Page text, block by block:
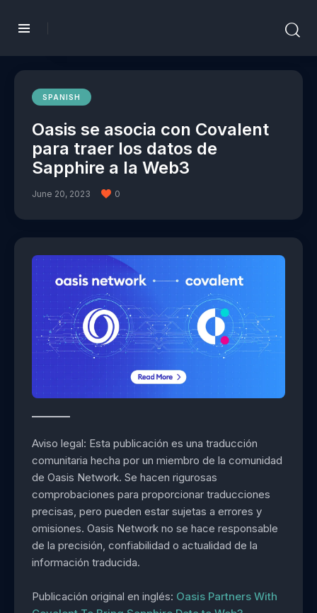
SPANISH
Oasis se asocia con Covalent
para traer los datos de
Sapphire a la Web3
June 20, 2023 0
Aviso legal: Esta publicación es una traducción
comunitaria hecha por un miembro de la comunidad
de Oasis Network. Se hacen rigurosas
comprobaciones para proporcionar traducciones
precisas, pero pueden estar sujetas a errores y
omisiones. Oasis Network no se hace responsable
de la precisión, confiabilidad o actualidad de la
información traducida.
Publicación original en inglés: Oasis Partners With